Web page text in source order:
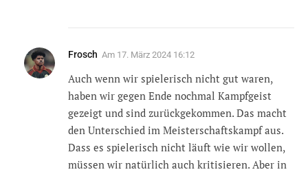
Frosch Am 17. März 2024 16:12
Auch wenn wir spielerisch nicht gut waren,
haben wir gegen Ende nochmal Kampfgeist
gezeigt und sind zurückgekommen. Das macht
den Unterschied im Meisterschaftskampf aus.
Dass es spielerisch nicht läuft wie wir wollen,
müssen wir natürlich auch kritisieren. Aber in